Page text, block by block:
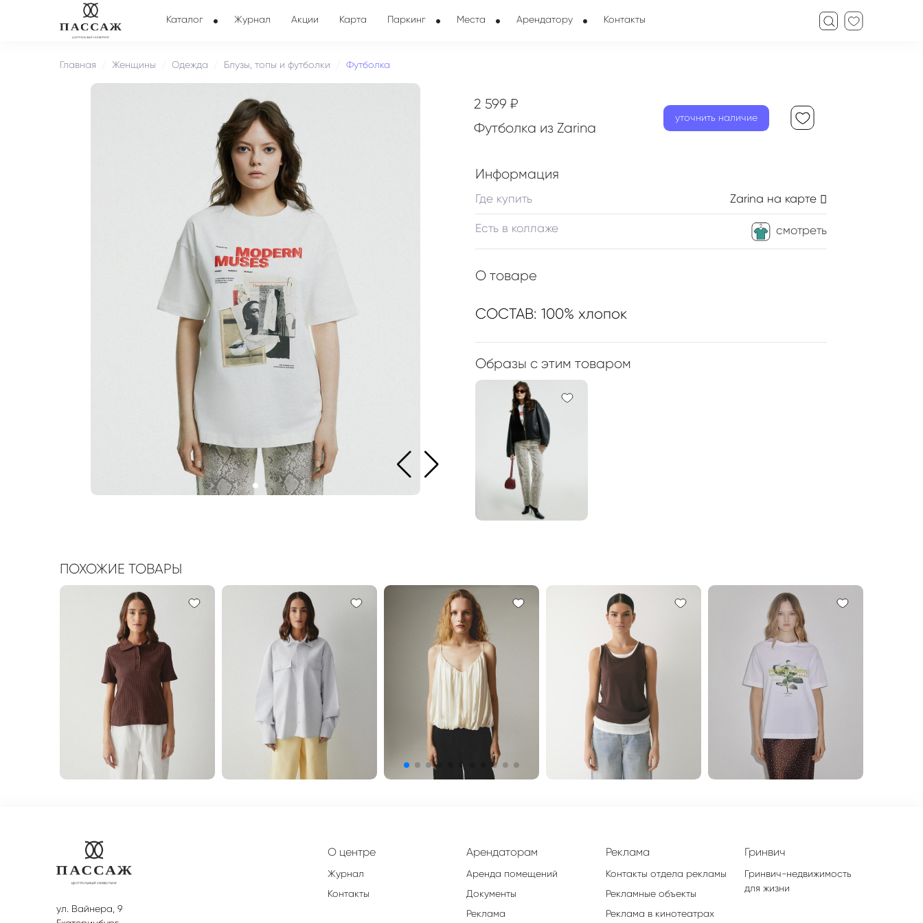
Каталог Журнал Акции Карта Паркинг Места Арендатору Контакты
Главная Женщины Одежда Блузы, топы и футболки Футболка
2 599 ₽
Футболка из Zarina
уточнить наличие
Информация
Zarina на карте
Где купить
смотреть
Есть в коллаже
О товаре
СОСТАВ: 100% хлопок
Образы с этим товаром
ПОХОЖИЕ ТОВАРЫ
ул. Вайнера, 9
О центре
Журнал
Контакты
Арендаторам
Аренда помещений
Документы
Реклама
Реклама
Контакты отдела рекламы
Рекламные объекты
Реклама в кинотеатрах
Гринвич
Гринвич-недвижимость
для жизни